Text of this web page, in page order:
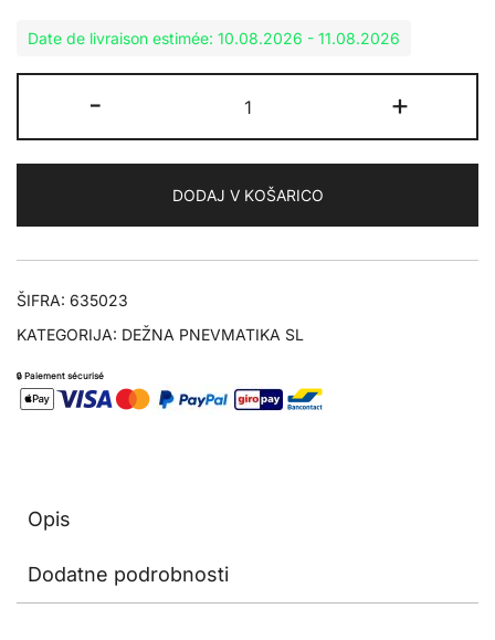
Date de livraison estimée: 10.08.2026 - 11.08.2026
-
110/70R17
količina
+
DODAJ V KOŠARICO
ŠIFRA: 635023
KATEGORIJA: DEŽNA PNEVMATIKA SL
🔒 Paiement sécurisé
Opis
Dodatne podrobnosti